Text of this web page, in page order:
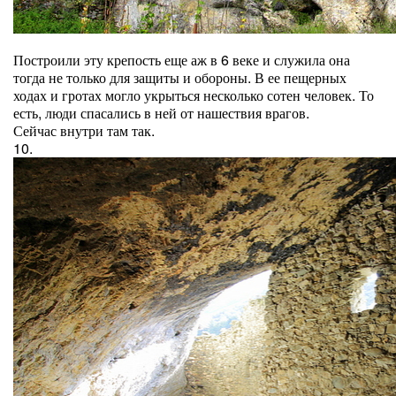
Построили эту крепость еще аж в 6 веке и служила она
тогда не только для защиты и обороны. В ее пещерных
ходах и гротах могло укрыться несколько сотен человек. То
есть, люди спасались в ней от нашествия врагов.
Сейчас внутри там так.
10.